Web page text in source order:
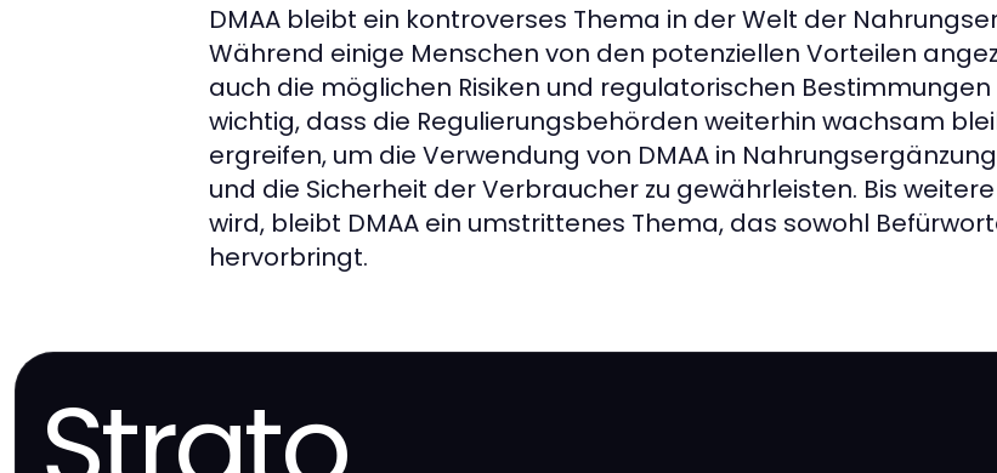
DMAA bleibt ein kontroverses Thema in der Welt der
Während einige Menschen von den potenziellen Vorteilen
auch die möglichen Risiken und regulatorischen Bestimmungen
wichtig, dass die Regulierungsbehörden weiterhin wachsam
ergreifen, um die Verwendung von DMAA in
und die Sicherheit der Verbraucher zu gewährleisten. Bis
wird, bleibt DMAA ein umstrittenes Thema, das sowohl
hervorbringt.